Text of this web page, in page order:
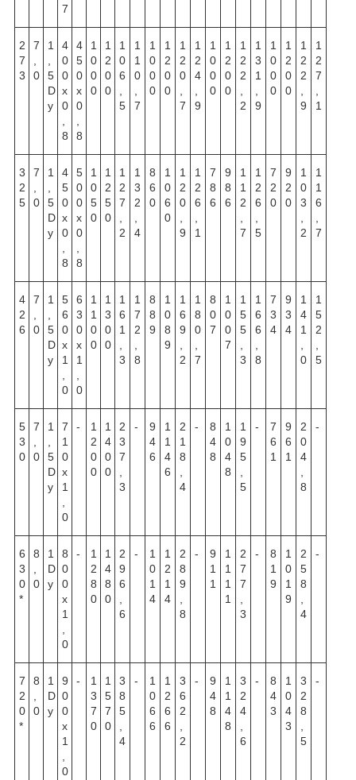
7
2
7
3
7
0
1
5
D
y
4
0
0
х
0
8
4
5
0
х
0
8
1
0
0
0
1
2
0
0
1
0
6
5
1
1
0
7
1
0
0
0
1
2
0
0
1
2
0
7
1
2
4
9
1
0
0
0
1
2
0
0
1
2
2
2
1
3
1
9
1
0
0
0
1
2
0
0
1
2
2
9
1
2
7
1
3
2
5
7
0
1
5
D
y
4
5
0
х
0
8
5
0
0
х
0
8
1
0
5
0
1
2
5
0
1
2
7
2
1
3
2
4
8
6
0
1
0
6
0
1
2
0
9
1
2
6
1
7
8
6
9
8
6
1
1
2
7
1
2
6
5
7
2
0
9
2
0
1
0
3
2
1
1
6
7
4
2
6
7
0
1
5
D
y
5
6
0
х
1
0
6
3
0
х
1
0
1
1
0
0
1
3
0
0
1
6
1
3
1
7
2
8
8
8
9
1
0
8
9
1
6
9
2
1
8
0
7
8
0
7
1
0
0
7
1
5
5
3
1
6
6
8
7
3
4
9
3
4
1
4
1
0
1
5
2
5
5
3
0
7
0
1
5
D
y
7
1
0
х
1
0
-
1
2
0
0
1
4
0
0
2
3
7
3
-
9
4
6
1
1
4
6
2
1
8
4
-
8
4
8
1
0
4
8
1
9
5
5
-
7
6
1
9
6
1
2
0
4
8
-
6
3
0
*
8
0
1
D
y
8
0
0
х
1
0
-
1
2
8
0
1
4
8
0
2
9
6
6
-
1
0
1
4
1
2
1
4
2
8
9
8
-
9
1
1
1
1
1
1
2
7
7
3
-
8
1
9
1
0
1
9
2
5
8
4
-
7
2
0
*
8
0
1
D
y
9
0
0
х
1
0
-
1
3
7
0
1
5
7
0
3
8
5
4
-
1
0
6
6
1
2
6
6
3
6
2
2
-
9
4
8
1
1
4
8
3
2
4
6
-
8
4
3
1
0
4
3
3
2
8
5
-